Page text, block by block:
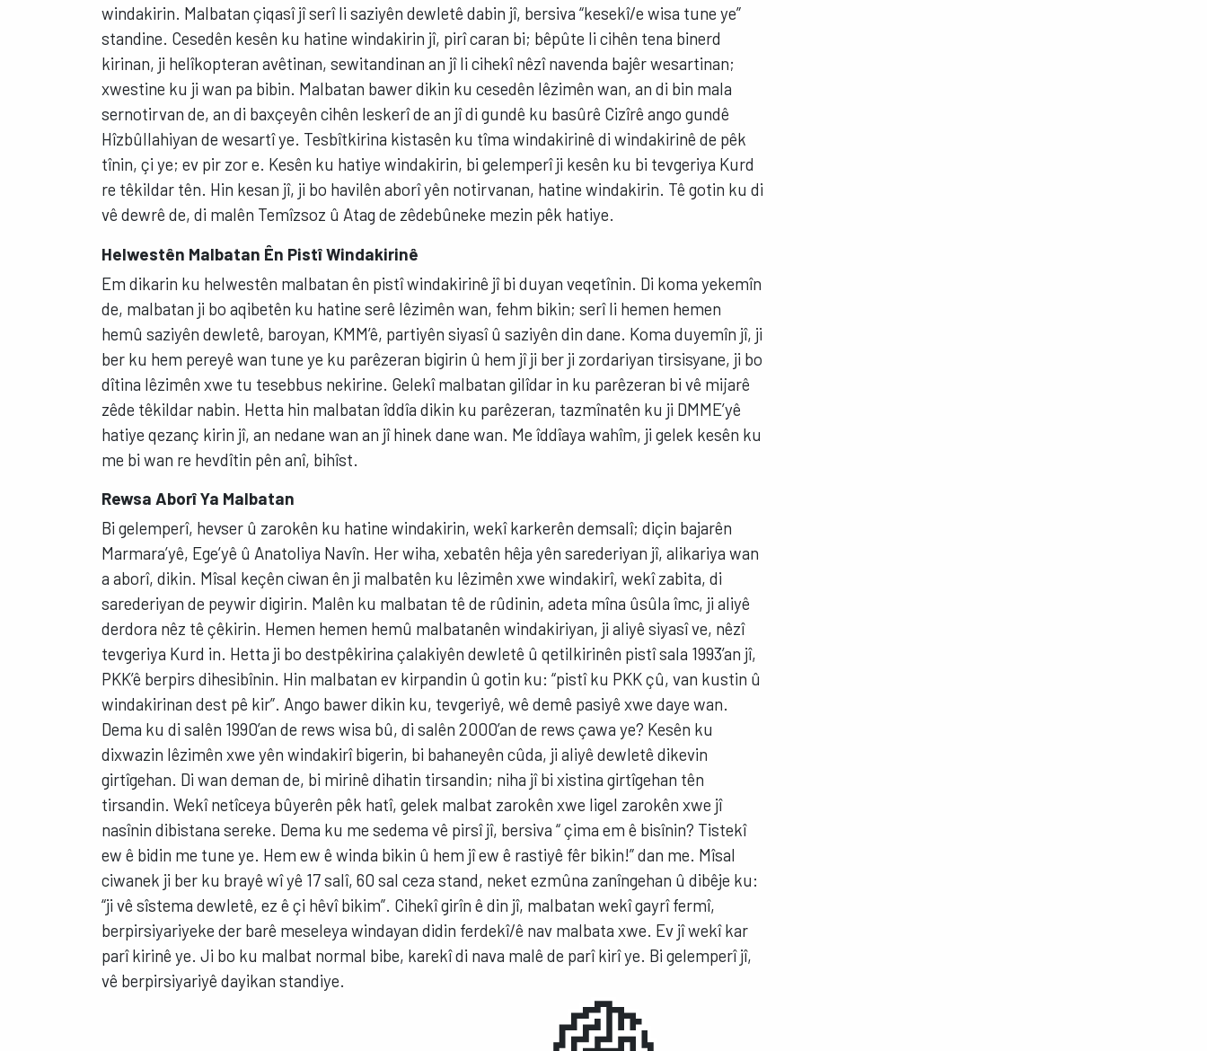
windakirin. Malbatan çiqasî jî serî li saziyên dewletê dabin jî, bersiva “kesekî/e wisa tune ye”
standine. Cesedên kesên ku hatine windakirin jî, pirî caran bi; bêpûte li cihên tena binerd
kirinan, ji helîkopteran avêtinan, sewitandinan an jî li cihekî nêzî navenda bajêr wesartinan;
xwestine ku ji wan pa bibin. Malbatan bawer dikin ku cesedên lêzimên wan, an di bin mala
sernotirvan de, an di baxçeyên cihên leskerî de an jî di gundê ku basûrê Cizîrê ango gundê
Hîzbûllahiyan de wesartî ye. Tesbîtkirina kistasên ku tîma windakirinê di windakirinê de pêk
tînin, çi ye; ev pir zor e. Kesên ku hatiye windakirin, bi gelemperî ji kesên ku bi tevgeriya Kurd
re têkildar tên. Hin kesan jî, ji bo havilên aborî yên notirvanan, hatine windakirin. Tê gotin ku di
vê dewrê de, di malên Temîzsoz û Atag de zêdebûneke mezin pêk hatiye.
Helwestên Malbatan Ên Pistî Windakirinê
Em dikarin ku helwestên malbatan ên pistî windakirinê jî bi duyan veqetînin. Di koma yekemîn
de, malbatan ji bo aqibetên ku hatine serê lêzimên wan, fehm bikin; serî li hemen hemen
hemû saziyên dewletê, baroyan, KMM’ê, partiyên siyasî û saziyên din dane. Koma duyemîn jî, ji
ber ku hem pereyê wan tune ye ku parêzeran bigirin û hem jî ji ber ji zordariyan tirsisyane, ji bo
dîtina lêzimên xwe tu tesebbus nekirine. Gelekî malbatan gilîdar in ku parêzeran bi vê mijarê
zêde têkildar nabin. Hetta hin malbatan îddîa dikin ku parêzeran, tazmînatên ku ji DMME’yê
hatiye qezanç kirin jî, an nedane wan an jî hinek dane wan. Me îddîaya wahîm, ji gelek kesên ku
me bi wan re hevdîtin pên anî, bihîst.
Rewsa Aborî Ya Malbatan
Bi gelemperî, hevser û zarokên ku hatine windakirin, wekî karkerên demsalî; diçin bajarên
Marmara’yê, Ege’yê û Anatoliya Navîn. Her wiha, xebatên hêja yên sarederiyan jî, alikariya wan
a aborî, dikin. Mîsal keçên ciwan ên ji malbatên ku lêzimên xwe windakirî, wekî zabita, di
sarederiyan de peywir digirin. Malên ku malbatan tê de rûdinin, adeta mîna ûsûla îmc, ji aliyê
derdora nêz tê çêkirin. Hemen hemen hemû malbatanên windakiriyan, ji aliyê siyasî ve, nêzî
tevgeriya Kurd in. Hetta ji bo destpêkirina çalakiyên dewletê û qetilkirinên pistî sala 1993’an jî,
PKK’ê berpirs dihesibînin. Hin malbatan ev kirpandin û gotin ku: “pistî ku PKK çû, van kustin û
windakirinan dest pê kir”. Ango bawer dikin ku, tevgeriyê, wê demê pasiyê xwe daye wan.
Dema ku di salên 1990’an de rews wisa bû, di salên 2000’an de rews çawa ye? Kesên ku
dixwazin lêzimên xwe yên windakirî bigerin, bi bahaneyên cûda, ji aliyê dewletê dikevin
girtîgehan. Di wan deman de, bi mirinê dihatin tirsandin; niha jî bi xistina girtîgehan tên
tirsandin. Wekî netîceya bûyerên pêk hatî, gelek malbat zarokên xwe ligel zarokên xwe jî
nasînin dibistana sereke. Dema ku me sedema vê pirsî jî, bersiva “ çima em ê bisînin? Tistekî
ew ê bidin me tune ye. Hem ew ê winda bikin û hem jî ew ê rastiyê fêr bikin!” dan me. Mîsal
ciwanek ji ber ku brayê wî yê 17 salî, 60 sal ceza stand, neket ezmûna zanîngehan û dibêje ku:
“ji vê sîstema dewletê, ez ê çi hêvî bikim”. Cihekî girîn ê din jî, malbatan wekî gayrî fermî,
berpirsiyariyeke der barê meseleya windayan didin ferdekî/ê nav malbata xwe. Ev jî wekî kar
parî kirinê ye. Ji bo ku malbat normal bibe, karekî di nava malê de parî kirî ye. Bi gelemperî jî,
vê berpirsiyariyê dayikan standiye.